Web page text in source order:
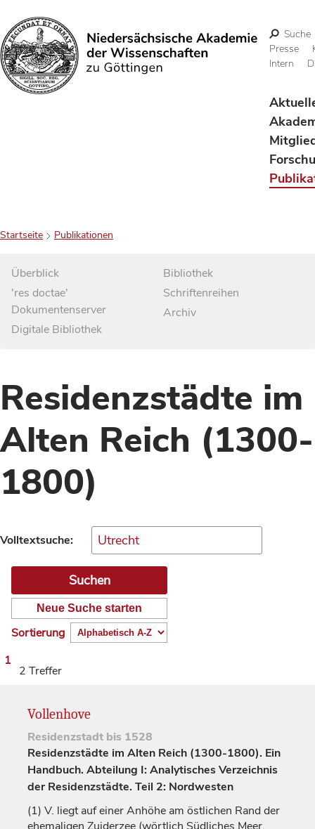
Suchen
Suche
Presse
Intern
Startseite Publikationen
Überblick
'res doctae'
Dokumentenserver
Digitale Bibliothek
Bibliothek
Schriftenreihen
Archiv
Residenzstädte im
Alten Reich (1300-
1800)
Volltextsuche:
Neue Suche starten
Sortierung
1
2 Treffer
Vollenhove
Residenzstadt bis 1528
Residenzstädte im Alten Reich (1300-1800). Ein
Handbuch. Abteilung I: Analytisches Verzeichnis
der Residenzstädte. Teil 2: Nordwesten
(1) V. liegt auf einer Anhöhe am östlichen Rand der